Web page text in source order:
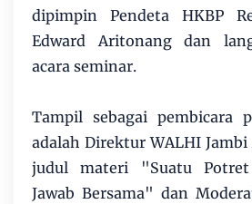
dipimpin Pendeta HKBP
Edward Aritonang dan
acara seminar.
Tampil sebagai pembicara
adalah Direktur WALHI
judul materi "Suatu
Jawab Bersama" dan